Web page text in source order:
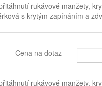
rukávové manžety,
s krytým zapínáním a
Cena na dotaz
rukávové manžety,